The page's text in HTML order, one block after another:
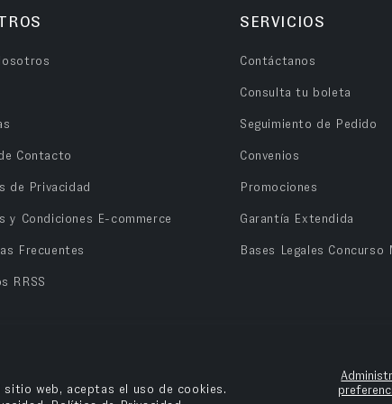
web, aceptas el uso de cookies.
Contacto
de Privacidad
y Condiciones E-commerce
Frecuentes
RRSS
SERVICIOS
Contáctanos
Consulta tu boleta
Seguimiento de Pedido
Convenios
Promociones
Garantía Extendida
Bases Legales Concurso
en OPV Chile.